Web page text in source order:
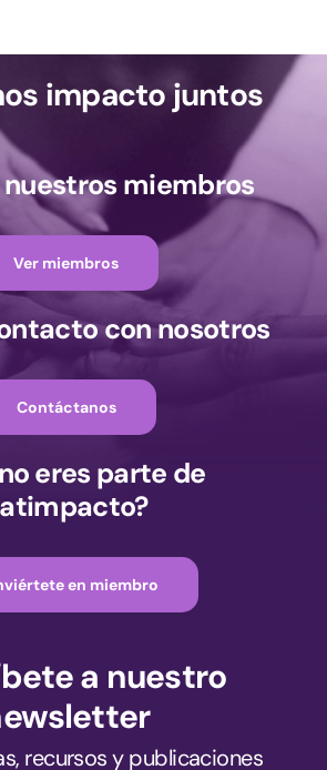
impacto juntos
miembros
Ver miembros
con nosotros
Contáctanos
eres parte de
en miembro
a nuestro
recursos y publicaciones